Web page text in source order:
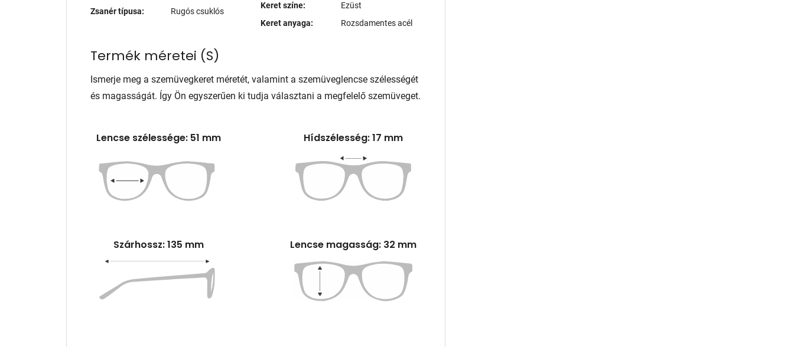
Zsanér típusa:
Rugós csuklós
Keret színe:
Ezüst
Keret anyaga:
Rozsdamentes acél
Termék méretei (S)
Ismerje meg a szemüvegkeret méretét, valamint a szemüveglencse szélességét
és magasságát. Így Ön egyszerűen ki tudja választani a megfelelő szemüveget.
Lencse szélessége: 51 mm Hídszélesség: 17 mm
Szárhossz: 135 mm Lencse magasság: 32 mm